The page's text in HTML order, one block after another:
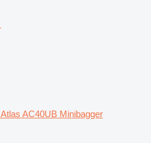
Atlas AC40UB Minibagger